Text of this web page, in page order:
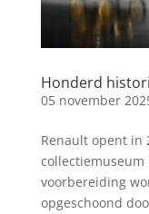
Honderd
05 november
Renault opent in
collectiemuseum
voorbereiding
opgeschoond